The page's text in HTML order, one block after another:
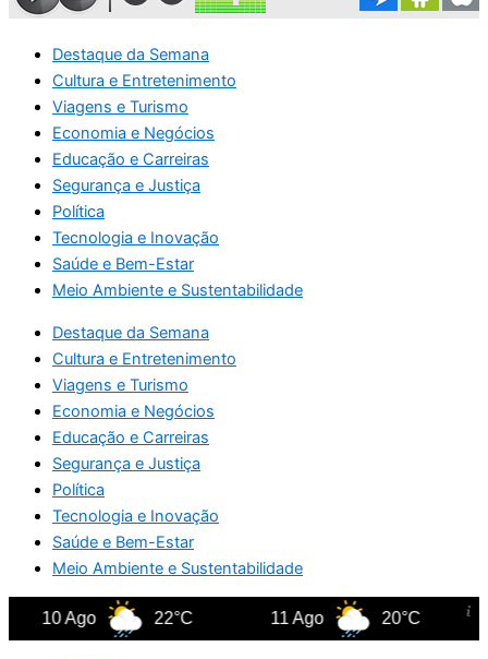
Destaque da Semana
Cultura e Entretenimento
Viagens e Turismo
Economia e Negócios
Educação e Carreiras
Segurança e Justiça
Política
Tecnologia e Inovação
Saúde e Bem-Estar
Meio Ambiente e Sustentabilidade
Destaque da Semana
Cultura e Entretenimento
Viagens e Turismo
Economia e Negócios
Educação e Carreiras
Segurança e Justiça
Política
Tecnologia e Inovação
Saúde e Bem-Estar
Meio Ambiente e Sustentabilidade
10 Ago 22°C 11 Ago 20°C